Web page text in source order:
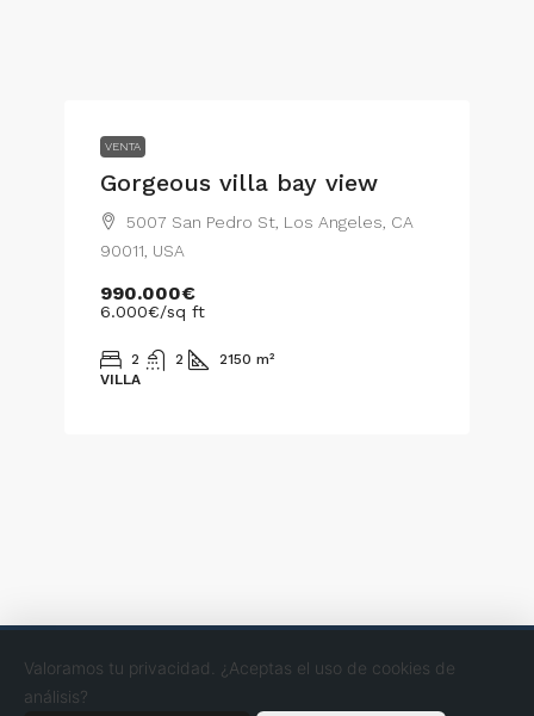
VENTA
Gorgeous villa bay view
5007 San Pedro St, Los Angeles, CA
90011, USA
990.000€
6.000€/sq ft
2 2 2150 m²
VILLA
© Fincas Cithe - All rights reserved
Valoramos tu privacidad. ¿Aceptas el uso de cookies de
análisis?